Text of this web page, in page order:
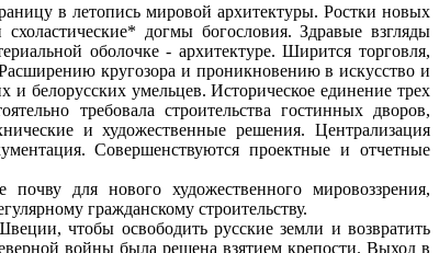
в летопись мировой архитектуры. Ростки новых
догмы богословия. Здравые взгляды
оболочке - архитектуре. Ширится торговля,
кругозора и проникновению в искусство и
и белорусских умельцев. Историческое единение трех
требовала строительства гостинных дворов,
и художественные решения. Централизация
Совершенствуются проектные и отчетные
для нового художественного мировоззрения,
гражданскому строительству.
чтобы освободить русские земли и возвратить
войны была решена взятием крепости. Выход в